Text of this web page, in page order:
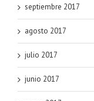
septiembre 2017
agosto 2017
julio 2017
junio 2017